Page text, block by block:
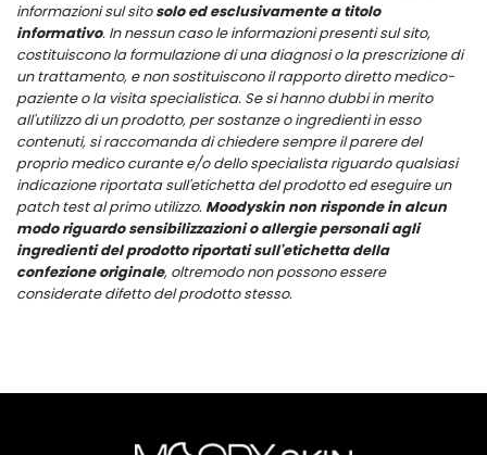
informazioni sul sitosolo ed esclusivamente a titolo
informativo. In nessun caso le informazioni presenti sul sito,
costituiscono la formulazione di una diagnosi o la prescrizione di
un trattamento, e non sostituiscono il rapporto diretto medico-
paziente o la visita specialistica. Se si hanno dubbi in merito
all'utilizzo di un prodotto, per sostanze o ingredienti in esso
contenuti, si raccomanda di chiedere sempre il parere del
proprio medico curante e/o dello specialista riguardo qualsiasi
indicazione riportata sull'etichetta del prodotto ed eseguire un
patch test al primo utilizzo. Moodyskin non risponde in alcun
modo riguardo sensibilizzazioni o allergie personali agli
ingredienti del prodotto riportati sull'etichetta della
confezione originale, oltremodo non possono essere
considerate difetto del prodotto stesso.